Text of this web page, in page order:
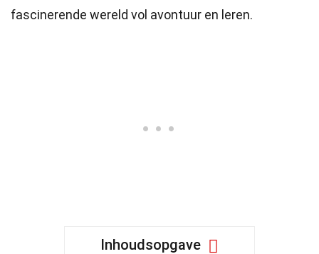
fascinerende wereld vol avontuur en leren.
Inhoudsopgave